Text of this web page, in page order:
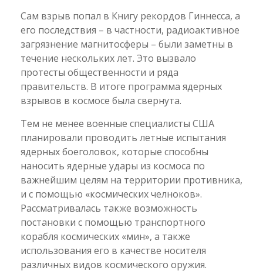
Сам взрыв попал в Книгу рекордов Гиннесса, а
его последствия – в частности, радиоактивное
загрязнение магнитосферы – были заметны в
течение нескольких лет. Это вызвало
протесты общественности и ряда
правительств. В итоге программа ядерных
взрывов в космосе была свернута.
Тем не менее военные специалисты США
планировали проводить летные испытания
ядерных боеголовок, которые способны
наносить ядерные удары из космоса по
важнейшим целям на территории противника,
и с помощью «космических челноков».
Рассматривалась также возможность
постановки с помощью транспортного
корабля космических «мин», а также
использования его в качестве носителя
различных видов космического оружия.